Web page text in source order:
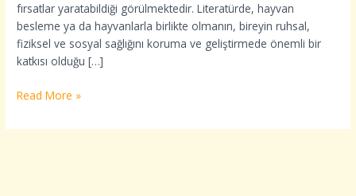
fırsatlar yaratabildiği görülmektedir. Literatürde, hayvan
besleme ya da hayvanlarla birlikte olmanın, bireyin ruhsal,
fiziksel ve sosyal sağlığını koruma ve geliştirmede önemli bir
katkısı olduğu […]
Read More »